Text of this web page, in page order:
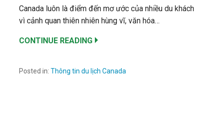
Canada luôn là điểm đến mơ ước của nhiều du khách
vì cảnh quan thiên nhiên hùng vĩ, văn hóa…
CONTINUE READING
Posted in: Thông tin du lịch Canada